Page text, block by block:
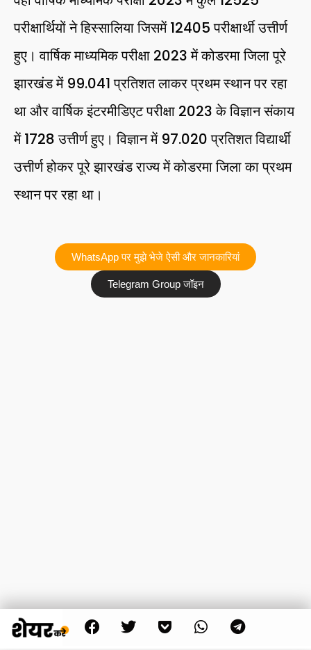
परीक्षार्थियों ने हिस्सालिया जिसमें 12405 परीक्षार्थी उत्तीर्ण
हुए। वार्षिक माध्यमिक परीक्षा 2023 में कोडरमा जिला पूरे
झारखंड में 99.041 प्रतिशत लाकर प्रथम स्थान पर रहा
था और वार्षिक इंटरमीडिएट परीक्षा 2023 के विज्ञान संकाय
में 1728 उत्तीर्ण हुए। विज्ञान में 97.020 प्रतिशत विद्यार्थी
उत्तीर्ण होकर पूरे झारखंड राज्य में कोडरमा जिला का प्रथम
स्थान पर रहा था।
WhatsApp पर मुझे भेजे ऐसी और जानकारियां
Telegram Group जॉइन